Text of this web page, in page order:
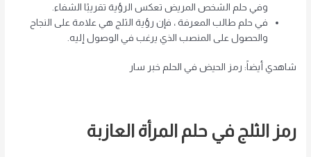
وفي حلم الشخص المريض تعكس الرؤية تقريبًا الشفاء.
في حلم طالب المعرفة ، فإن رؤية الثلج هي علامة على النجاح
والحصول على المنصب الذي يرغب في الوصول إليه.
شاهدي أيضاً: رمز الحيض في الحلم خبر سار
رمز الثلج في حلم المرأة العازبة